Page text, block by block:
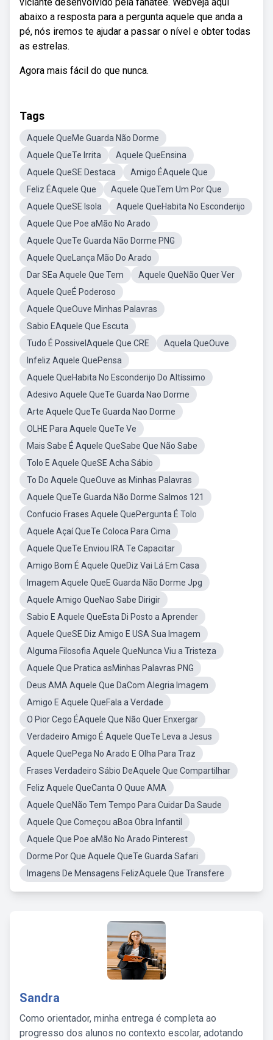
abaixo a resposta para a pergunta aquele que anda a
pé, nós iremos te ajudar a passar o nível e obter todas
as estrelas.
Agora mais fácil do que nunca.
Tags
Aquele QueMe Guarda Não Dorme
Aquele QueTe Irrita
Aquele QueEnsina
Aquele QueSE Destaca
Amigo ÉAquele Que
Feliz ÉAquele Que
Aquele QueTem Um Por Que
Aquele QueSE Isola
Aquele QueHabita No Esconderijo
Aquele Que Poe aMão No Arado
Aquele QueTe Guarda Não Dorme PNG
Aquele QueLança Mão Do Arado
Dar SEa Aquele Que Tem
Aquele QueNão Quer Ver
Aquele QueÉ Poderoso
Aquele QueOuve Minhas Palavras
Sabio EAquele Que Escuta
Tudo É PossivelAquele Que CRE
Aquela QueOuve
Infeliz Aquele QuePensa
Aquele QueHabita No Esconderijo Do Altíssimo
Adesivo Aquele QueTe Guarda Nao Dorme
Arte Aquele QueTe Guarda Nao Dorme
OLHE Para Aquele QueTe Ve
Mais Sabe É Aquele QueSabe Que Não Sabe
Tolo E Aquele QueSE Acha Sábio
To Do Aquele QueOuve as Minhas Palavras
Aquele QueTe Guarda Não Dorme Salmos 121
Confucio Frases Aquele QuePergunta É Tolo
Aquele Açaí QueTe Coloca Para Cima
Aquele QueTe Enviou IRA Te Capacitar
Amigo Bom É Aquele QueDiz Vai Lá Em Casa
Imagem Aquele QueE Guarda Não Dorme Jpg
Aquele Amigo QueNao Sabe Dirigir
Sabio E Aquele QueEsta Di Posto a Aprender
Aquele QueSE Diz Amigo E USA Sua Imagem
Alguma Filosofia Aquele QueNunca Viu a Tristeza
Aquele Que Pratica asMinhas Palavras PNG
Deus AMA Aquele Que DaCom Alegria Imagem
Amigo E Aquele QueFala a Verdade
O Pior Cego ÉAquele Que Não Quer Enxergar
Verdadeiro Amigo É Aquele QueTe Leva a Jesus
Aquele QuePega No Arado E Olha Para Traz
Frases Verdadeiro Sábio DeAquele Que Compartilhar
Feliz Aquele QueCanta O Quue AMA
Aquele QueNão Tem Tempo Para Cuidar Da Saude
Aquele Que Começou aBoa Obra Infantil
Aquele Que Poe aMão No Arado Pinterest
Dorme Por Que Aquele QueTe Guarda Safari
Imagens De Mensagens FelizAquele Que Transfere
Sandra
Como orientador, minha entrega é completa ao
progresso dos alunos no contexto escolar, adotando